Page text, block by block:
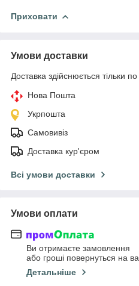
Приховати
Умови доставки
Доставка здійснюється тільки
Нова Пошта
Укрпошта
Самовивіз
Доставка кур'єром
Всі умови доставки
Умови оплати
Ви отримаєте замовлення
або гроші повернуться на
Детальніше